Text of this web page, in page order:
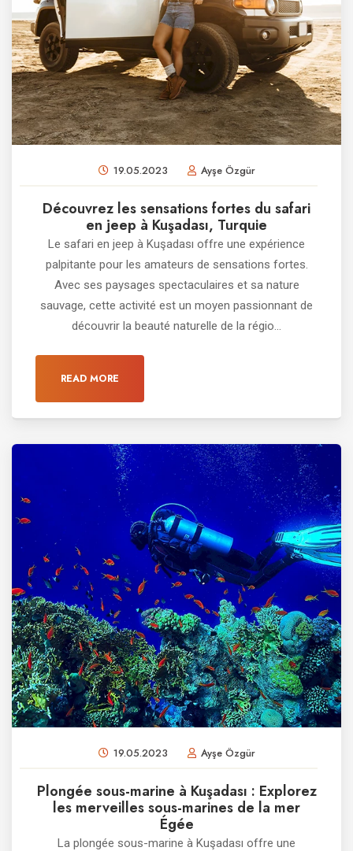
19.05.2023 Ayşe Özgür
Découvrez les sensations fortes du safari
en jeep à Kuşadası, Turquie
Le safari en jeep à Kuşadası offre une expérience
palpitante pour les amateurs de sensations fortes.
Avec ses paysages spectaculaires et sa nature
sauvage, cette activité est un moyen passionnant de
découvrir la beauté naturelle de la régio...
READ MORE
19.05.2023 Ayşe Özgür
Plongée sous-marine à Kuşadası : Explorez
les merveilles sous-marines de la mer
Égée
La plongée sous-marine à Kuşadası offre une